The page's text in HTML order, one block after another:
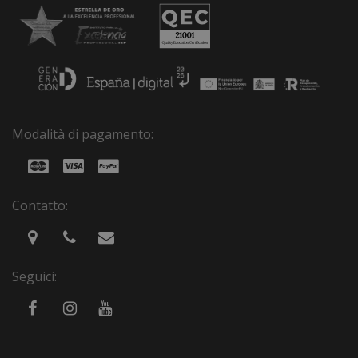
Modalità di pagamento:
Contatto:
Seguici: